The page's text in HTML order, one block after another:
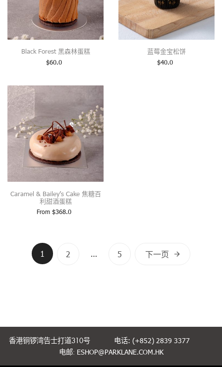
Black Forest 黑森林蛋糕
$60.0
蓝莓金宝松饼
$40.0
Caramel & Bailey’s Cake 焦糖百
利甜酒蛋糕
From $368.0
1 2 … 5 下一页
香港铜锣湾告士打道310号
电话: (+852) 2839 3377
电邮: ESHOP@PARKLANE.COM.HK